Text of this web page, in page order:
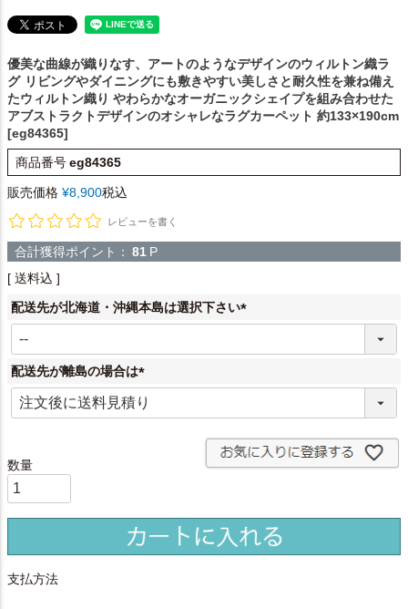
優美な曲線が織りなす、アートのようなデザインのウィルトン織ラ
グ リビングやダイニングにも敷きやすい美しさと耐久性を兼ね備え
たウィルトン織り やわらかなオーガニックシェイプを組み合わせた
アブストラクトデザインのオシャレなラグカーペット 約133×190cm
[eg84365]
商品番号eg84365
販売価格 ¥8,900税込
レビューを書く
合計獲得ポイント： 81 P
送料込
配送先が北海道・沖縄本島は選択下さい
(
配送先が離島の場合は
(
必
支払方法